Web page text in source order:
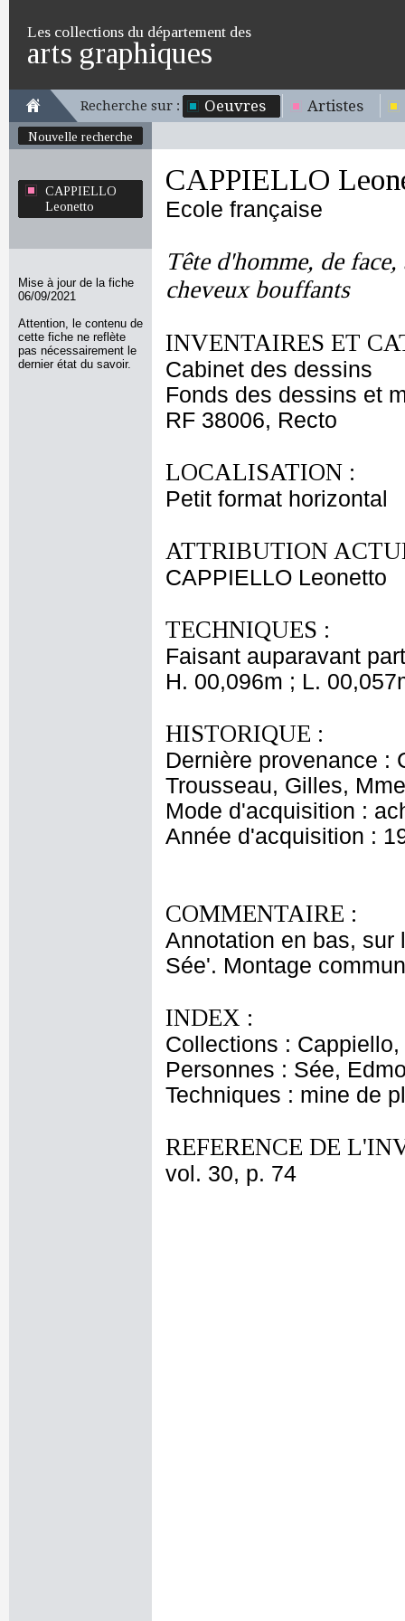
Les collections du département des
arts graphiques
Recherche sur : Oeuvres Artistes
Nouvelle recherche
CAPPIELLO
Leonetto
Mise à jour de la fiche
06/09/2021
Attention, le contenu de
cette fiche ne reflète
pas nécessairement le
dernier état du savoir.
CAPPIELLO
Ecole française
Tête d'homme, de
cheveux bouffants
INVENTAIRES ET
Cabinet des dessins
Fonds des dessins et
RF 38006, Recto
LOCALISATION :
Petit format horizontal
ATTRIBUTION
CAPPIELLO Leonetto
TECHNIQUES :
Faisant auparavant
H. 00,096m ; L.
HISTORIQUE :
Dernière provenance :
Trousseau, Gilles,
Mode d'acquisition :
Année d'acquisition :
COMMENTAIRE :
Annotation en bas, sur
Sée'. Montage
INDEX :
Collections :
Personnes : Sée,
Techniques : mine de
REFERENCE DE
vol. 30, p. 74